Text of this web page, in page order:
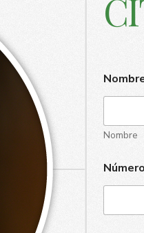
Nombre